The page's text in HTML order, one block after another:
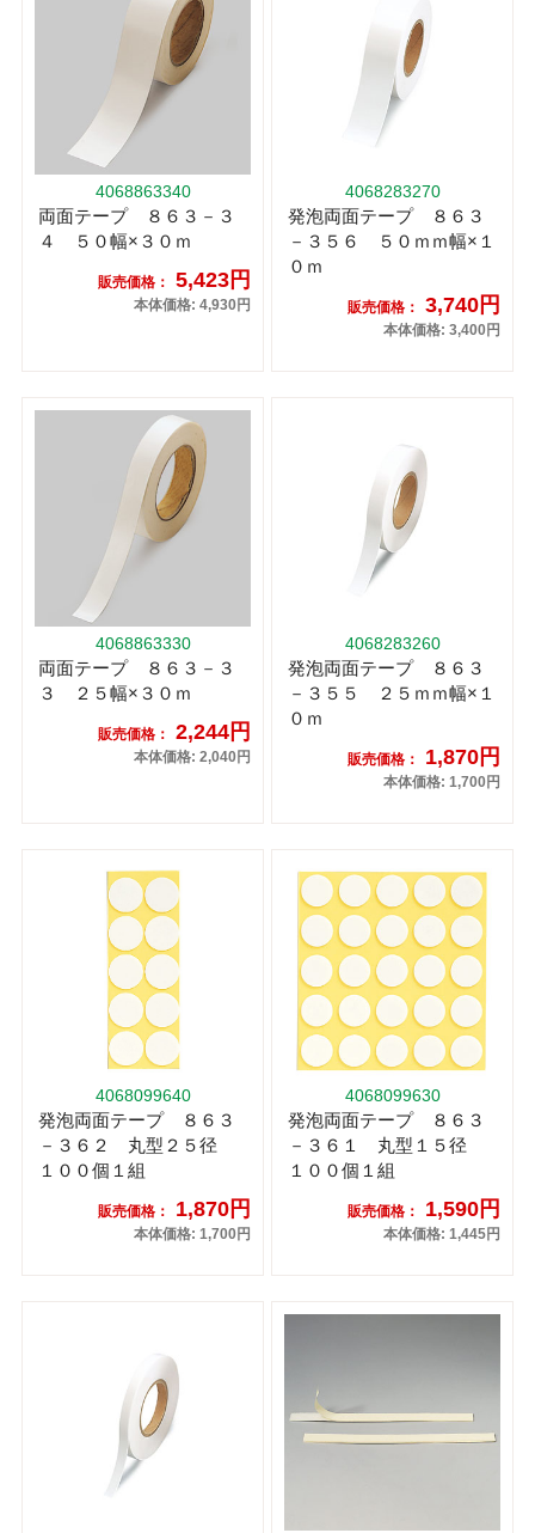
4068863340
両面テープ ８６３－３
４ ５０幅×３０ｍ
販売価格： 5,423円
本体価格: 4,930円
4068283270
発泡両面テープ ８６３
－３５６ ５０ｍｍ幅×１
０ｍ
販売価格： 3,740円
本体価格: 3,400円
4068863330
両面テープ ８６３－３
３ ２５幅×３０ｍ
販売価格： 2,244円
本体価格: 2,040円
4068283260
発泡両面テープ ８６３
－３５５ ２５ｍｍ幅×１
０ｍ
販売価格： 1,870円
本体価格: 1,700円
4068099640
発泡両面テープ ８６３
－３６２ 丸型２５径
１００個１組
販売価格： 1,870円
本体価格: 1,700円
4068099630
発泡両面テープ ８６３
－３６１ 丸型１５径
１００個１組
販売価格： 1,590円
本体価格: 1,445円